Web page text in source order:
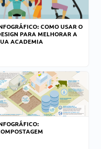
COMO USAR O
PARA MELHORAR A
ACADEMIA